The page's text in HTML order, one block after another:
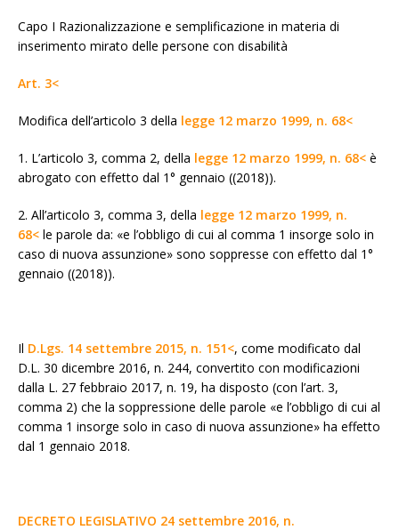
Capo I Razionalizzazione e semplificazione in materia di
inserimento mirato delle persone con disabilità
Art. 3<
Modifica dell’articolo 3 della legge 12 marzo 1999, n. 68<
1. L’articolo 3, comma 2, della legge 12 marzo 1999, n. 68< è
abrogato con effetto dal 1° gennaio ((2018)).
2. All’articolo 3, comma 3, della legge 12 marzo 1999, n.
68< le parole da: «e l’obbligo di cui al comma 1 insorge solo in
caso di nuova assunzione» sono soppresse con effetto dal 1°
gennaio ((2018)).
Il D.Lgs. 14 settembre 2015, n. 151<, come modificato dal
D.L. 30 dicembre 2016, n. 244, convertito con modificazioni
dalla L. 27 febbraio 2017, n. 19, ha disposto (con l’art. 3,
comma 2) che la soppressione delle parole «e l’obbligo di cui al
comma 1 insorge solo in caso di nuova assunzione» ha effetto
dal 1 gennaio 2018.
DECRETO LEGISLATIVO 24 settembre 2016, n.